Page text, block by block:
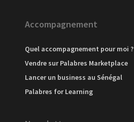
Accompagnement
Quel accompagnement pour moi ?
Vendre sur Palabres Marketplace
Lancer un business au Sénégal
Palabres for Learning